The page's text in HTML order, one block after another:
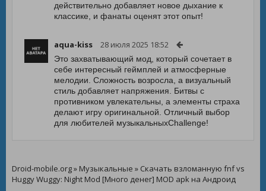
действительно добавляет новое дыхание к
классике, и фанаты оценят этот опыт!
aqua-kiss 28 июля 2025 18:52
Это захватывающий мод, который сочетает в
себе интересный геймплей и атмосферные
мелодии. Сложность возросла, а визуальный
стиль добавляет напряжения. Битвы с
противником увлекательны, а элементы страха
делают игру оригинальной. Отличный выбор
для любителей музыкальныхChallenge!
Droid-mobile.org» Музыкальные » Скачать взломанную fnf vs
Huggy Wuggy: Night Mod [Много денег] MOD apk на Андроид